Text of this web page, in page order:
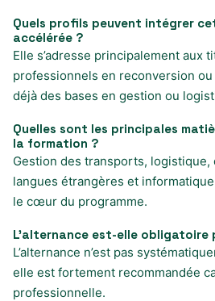
Quels profils peuvent intégrer
accélérée ?
Elle s’adresse principalement aux
professionnels en reconversion
déjà des bases en gestion ou
Quelles sont les principales
la formation ?
Gestion des transports, logistique,
langues étrangères et
le cœur du programme.
L’alternance est-elle obligatoire
L’alternance n’est pas
elle est fortement recommandée
professionnelle.